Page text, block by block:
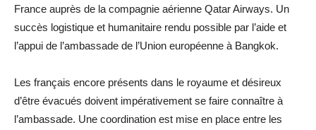
France auprès de la compagnie aérienne Qatar Airways. Un
succès logistique et humanitaire rendu possible par l’aide et
l’appui de l’ambassade de l’Union européenne à Bangkok.
Les français encore présents dans le royaume et désireux
d’être évacués doivent impérativement se faire connaître à
l’ambassade. Une coordination est mise en place entre les